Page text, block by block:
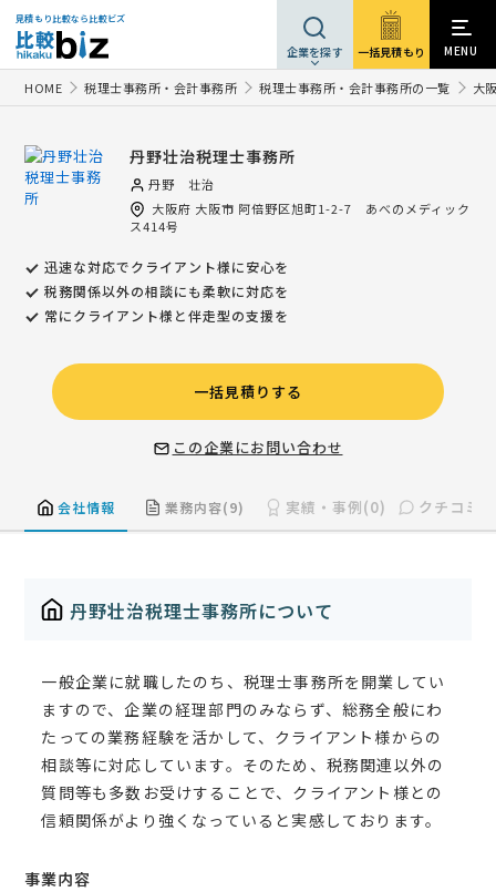
見積もり比較なら比較ビズ
企業を探す 一括見積もり MENU
HOME 税理士事務所・会計事務所 税理士事務所・会計事務所の一覧 大
丹野壮治税理士事務所
丹野 壮治
大阪府 大阪市 阿倍野区旭町1-2-7 あべのメディック
ス414号
迅速な対応でクライアント様に安心を
税務関係以外の相談にも柔軟に対応を
常にクライアント様と伴走型の支援を
一括見積りする
この企業にお問い合わせ
会社情報 業務内容(9) 実績・事例(0) クチコミ
丹野壮治税理士事務所について
一般企業に就職したのち、税理士事務所を開業してい
ますので、企業の経理部門のみならず、総務全般にわ
たっての業務経験を活かして、クライアント様からの
相談等に対応しています。そのため、税務関連以外の
質問等も多数お受けすることで、クライアント様との
信頼関係がより強くなっていると実感しております。
事業内容